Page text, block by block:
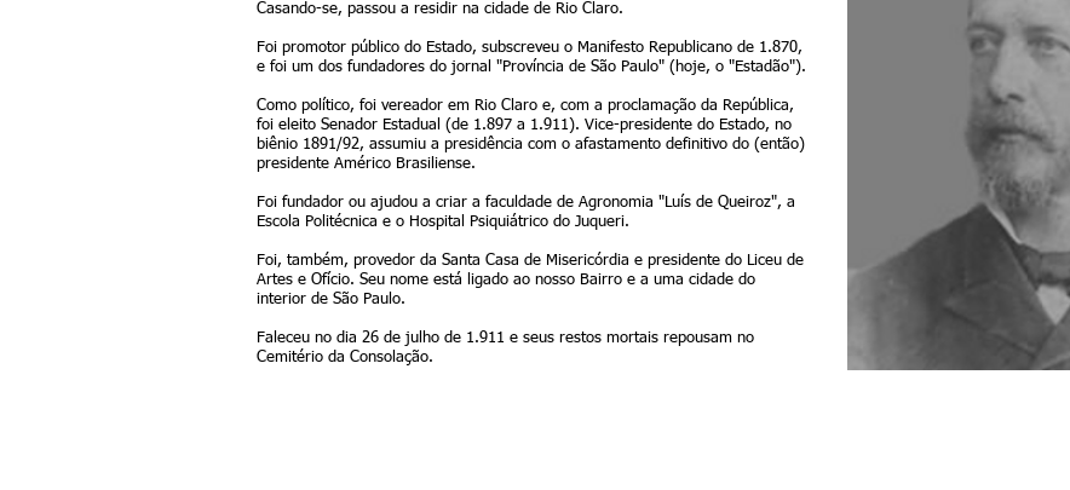
Casando-se, passou a residir na cidade de Rio Claro.
Foi promotor público do Estado, subscreveu o Manifesto Republicano de 1.870,
e foi um dos fundadores do jornal "Província de São Paulo" (hoje, o "Estadão").
Como político, foi vereador em Rio Claro e, com a proclamação da República,
foi eleito Senador Estadual (de 1.897 a 1.911). Vice-presidente do Estado, no
biênio 1891/92, assumiu a presidência com o afastamento definitivo do (então)
presidente Américo Brasiliense.
Foi fundador ou ajudou a criar a faculdade de Agronomia "Luís de Queiroz", a
Escola Politécnica e o Hospital Psiquiátrico do Juqueri.
Foi, também, provedor da Santa Casa de Misericórdia e presidente do Liceu de
Artes e Ofício. Seu nome está ligado ao nosso Bairro e a uma cidade do
interior de São Paulo.
Faleceu no dia 26 de julho de 1.911 e seus restos mortais repousam no
Cemitério da Consolação.